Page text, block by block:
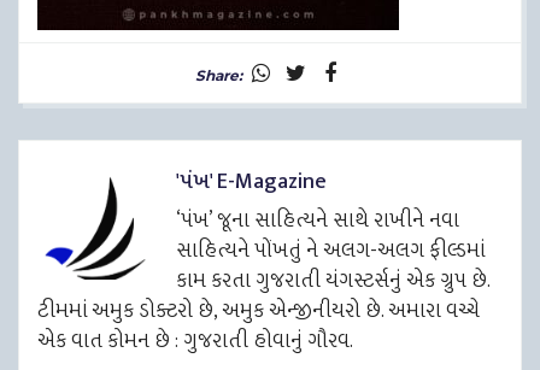
Share:
'પંખ' E-Magazine
‘પંખ’ જૂના સાહિત્યને સાથે રાખીને નવા
સાહિત્યને પોંખતું ને અલગ-અલગ ફીલ્ડમાં
કામ કરતા ગુજરાતી યંગસ્ટર્સનું એક ગ્રુપ છે.
ટીમમાં અમુક ડોક્ટરો છે, અમુક એન્જીનીયરો છે. અમારા વચ્ચે
એક વાત કોમન છે : ગુજરાતી હોવાનું ગૌરવ.